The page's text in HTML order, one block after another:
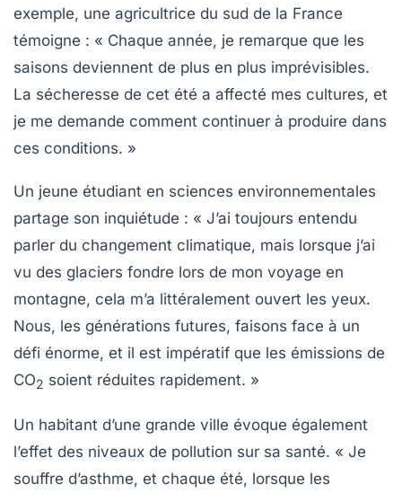
exemple, une agricultrice du sud de la France
témoigne : « Chaque année, je remarque que les
saisons deviennent de plus en plus imprévisibles.
La sécheresse de cet été a affecté mes cultures, et
je me demande comment continuer à produire dans
ces conditions. »
Un jeune étudiant en sciences environnementales
partage son inquiétude : « J’ai toujours entendu
parler du changement climatique, mais lorsque j’ai
vu des glaciers fondre lors de mon voyage en
montagne, cela m’a littéralement ouvert les yeux.
Nous, les générations futures, faisons face à un
défi énorme, et il est impératif que les émissions de
CO2 soient réduites rapidement. »
Un habitant d’une grande ville évoque également
l’effet des niveaux de pollution sur sa santé. « Je
souffre d’asthme, et chaque été, lorsque les